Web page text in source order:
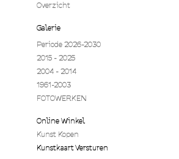
Overzicht
Galerie
Periode 2026-2030
2015 - 2025
2004 - 2014
1961-2003
FOTOWERKEN
Online Winkel
Kunst Kopen
Kunstkaart Versturen